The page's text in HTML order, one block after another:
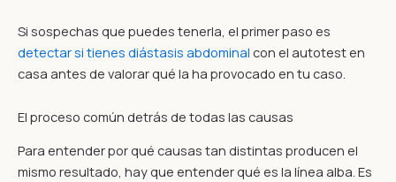
Si sospechas que puedes tenerla, el primer paso es
detectar si tienes diástasis abdominal con el autotest en
casa antes de valorar qué la ha provocado en tu caso.
El proceso común detrás de todas las causas
Para entender por qué causas tan distintas producen el
mismo resultado, hay que entender qué es la línea alba. Es